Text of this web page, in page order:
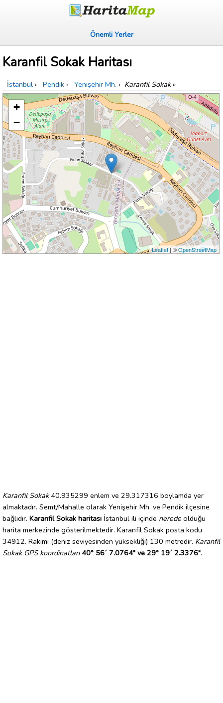
Önemli Yerler
Karanfil Sokak Haritası
İstanbul › Pendik › Yenişehir Mh. › Karanfil Sokak»
+
−
Leaflet| ©OpenStreetMap
Karanfil Sokak40.935299 enlem ve 29.317316 boylamda yer
almaktadır. Semt/Mahalle olarak Yenişehir Mh. ve Pendik ilçesine
bağlıdır. Karanfil Sokak haritası İstanbul ili içinde nerede olduğu
harita merkezinde gösterilmektedir. Karanfil Sokak posta kodu
34912. Rakımı (deniz seviyesinden yüksekliği) 130 metredir. Karanfil
Sokak GPS koordinatları 40° 56´ 7.0764" ve 29° 19´ 2.3376".